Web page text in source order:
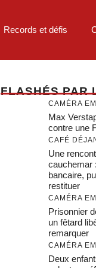
Records et défis
FLASHÉS PAR
CAMÉRA
Max
contre une
CAFÉ
Une
cauchemar
bancaire,
restituer
CAMÉRA
Prisonnier
un fêtard
remarquer
CAMÉRA
Deux